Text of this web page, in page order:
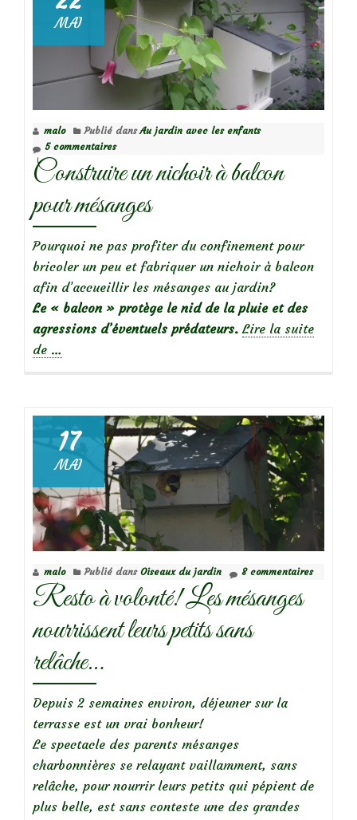
mésanges
charbonnières
MAI
malo Publié dansAu jardin avec les enfants
5 commentaires
Construire un nichoir à balcon
pour mésanges
Pourquoi ne pas profiter du confinement pour
bricoler un peu et fabriquer un nichoir à balcon
afin d’accueillir les mésanges au jardin?
Le « balcon » protège le nid de la pluie et des
agressions d’éventuels prédateurs. Lire la suite
de
nichoir
balcon
pour
mésanges
…
17
MAI
malo Publié dans Oiseaux du jardin 8 commentaires
Resto à volonté! Les mésanges
nourrissent leurs petits sans
relâche…
Depuis 2 semaines environ, déjeuner sur la
terrasse est un vrai bonheur!
Le spectacle des parents mésanges
charbonnières se relayant vaillamment, sans
relâche, pour nourrir leurs petits qui pépient de
plus belle, est sans conteste une des grandes